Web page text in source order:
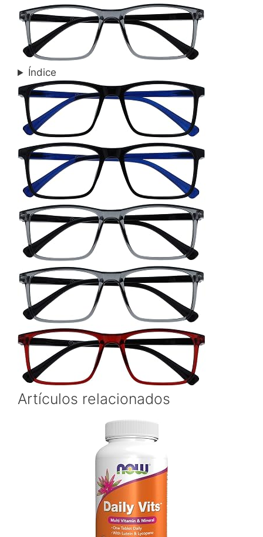
Índice
Artículos relacionados